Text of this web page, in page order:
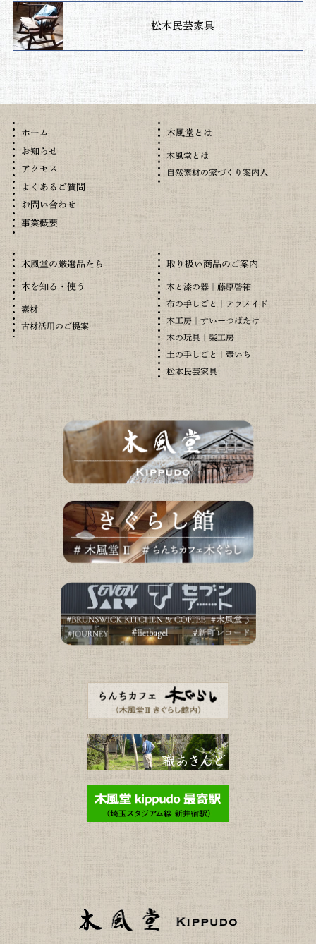
松本民芸家具
ホーム
お知らせ
アクセス
よくあるご質問
お問い合わせ
事業概要
木風堂とは
木風堂とは
自然素材の家づくり案内人
木風堂の厳選品たち
木を知る・使う
素材
古材活用のご提案
取り扱い商品のご案内
木と漆の器｜藤原啓祐
布の手しごと｜テラメイド
木工房｜すいーつばたけ
木の玩具｜柴工房
土の手しごと｜壺いち
松本民芸家具